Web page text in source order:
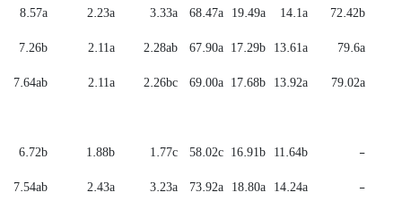
72.42b
14.1a
19.49a
68.47a
3.33a
2.23a
8.57a
79.6a
13.61a
17.29b
67.90a
2.28ab
2.11a
7.26b
79.02a
13.92a
17.68b
69.00a
2.26bc
2.11a
7.64ab
-
11.64b
16.91b
58.02c
1.77c
1.88b
6.72b
-
14.24a
18.80a
73.92a
3.23a
2.43a
7.54ab